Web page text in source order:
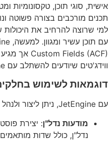
אישית, סוגי תוכן, טקסונומיות
למי שרוצה להרחיב את היכולות
Custom Fields (ACF) אך מגיע עם חבילה משלימה של
ווידג'טים שיודעים להשתלב עם JetEngine בצורה מושלמת.
דוגמאות לשימוש
עם JetEngine, ניתן ליצור ולנהל חלקים דינאמיים באתר כמו:
מודעות נדל"ן: יצירת
נדל"ן, כולל שדות